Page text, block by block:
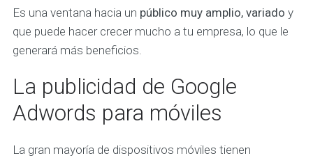
Es una ventana hacia un público muy amplio, variado y
que puede hacer crecer mucho a tu empresa, lo que le
generará más beneficios.
La publicidad de Google
Adwords para móviles
La gran mayoría de dispositivos móviles tienen